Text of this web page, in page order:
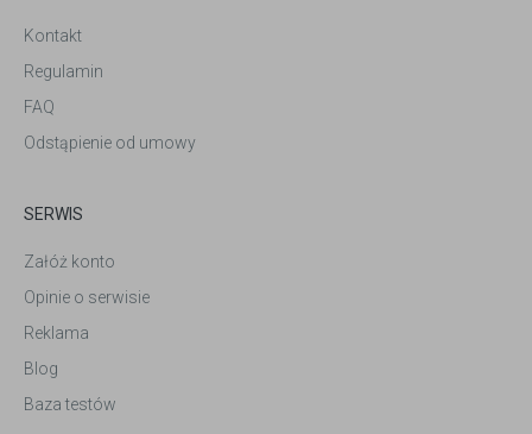
Kontakt
Regulamin
FAQ
Odstąpienie od umowy
SERWIS
Załóż konto
Opinie o serwisie
Reklama
Blog
Baza testów